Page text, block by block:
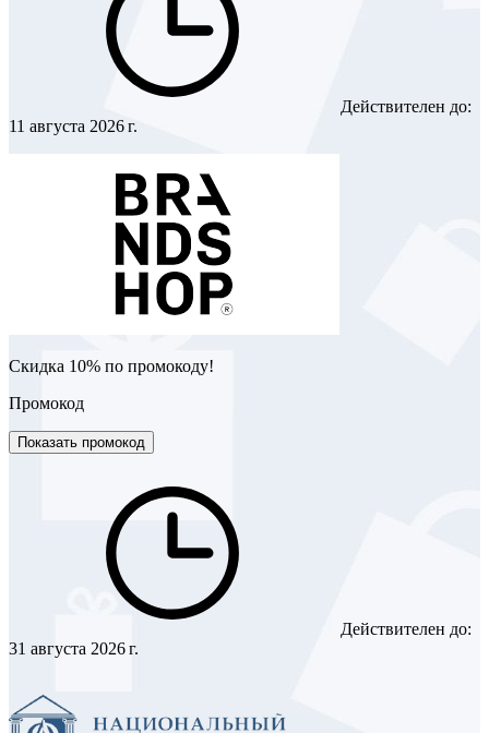
Действителен до:
11 августа 2026 г.
Скидка 10% по промокоду!
Промокод
Показать промокод
Действителен до:
31 августа 2026 г.